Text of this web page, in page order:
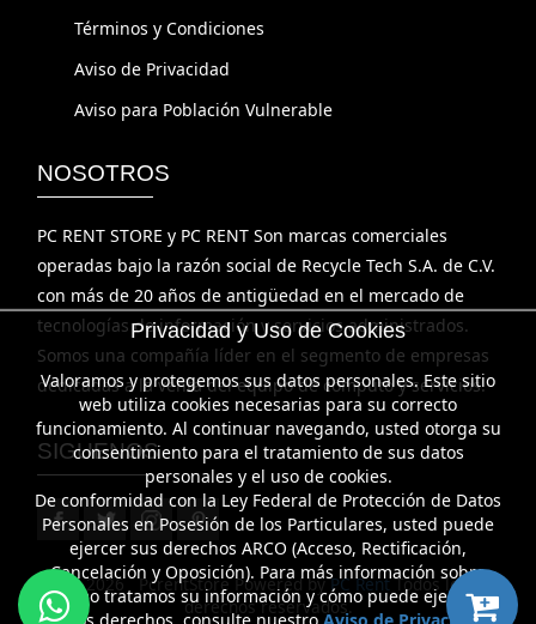
Términos y Condiciones
Aviso de Privacidad
Aviso para Población Vulnerable
NOSOTROS
PC RENT STORE y PC RENT Son marcas comerciales
operadas bajo la razón social de Recycle Tech S.A. de C.V.
con más de 20 años de antigüedad en el mercado de
tecnologías de información y servicios administrados.
Somos una compañía líder en el segmento de empresas
dedicadas a la venta del equipo de cómputo y servicios.
SIGUENOS
©2026 PcrentStore Powered byPC RentTodos los
derechos reservados.
Privacidad y Uso de Cookies
Valoramos y protegemos sus datos personales. Este sitio
web utiliza cookies necesarias para su correcto
funcionamiento. Al continuar navegando, usted otorga su
consentimiento para el tratamiento de sus datos
personales y el uso de cookies.
De conformidad con la Ley Federal de Protección de Datos
Personales en Posesión de los Particulares, usted puede
ejercer sus derechos ARCO (Acceso, Rectificación,
Cancelación y Oposición). Para más información sobre
cómo tratamos su información y cómo puede ejercer